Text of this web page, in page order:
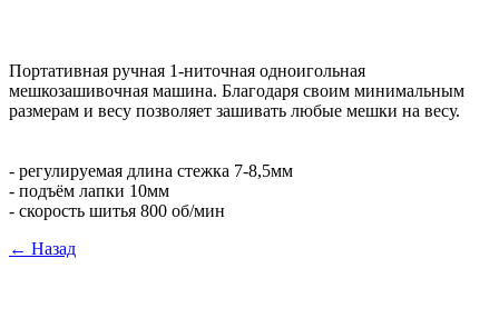
Портативная ручная 1-ниточная одноигольная
мешкозашивочная машина. Благодаря своим минимальным
размерам и весу позволяет зашивать любые мешки на весу.
- регулируемая длина стежка 7-8,5мм
- подъём лапки 10мм
- скорость шитья 800 об/мин
← Назад